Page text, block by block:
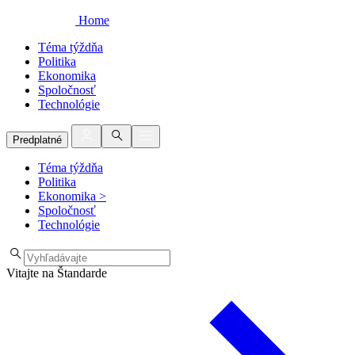
Home
Téma týždňa
Politika
Ekonomika
Spoločnosť
Technológie
Predplatné
Téma týždňa
Politika
Ekonomika >
Spoločnosť
Technológie
Vitajte na Štandarde